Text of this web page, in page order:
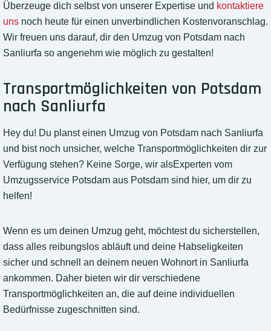
Überzeuge dich selbst von unserer Expertise und kontaktiere
uns noch heute für einen unverbindlichen Kostenvoranschlag.
Wir freuen uns darauf, dir den Umzug von Potsdam nach
Sanliurfa so angenehm wie möglich zu gestalten!
Transportmöglichkeiten von Potsdam
nach Sanliurfa
Hey du! Du planst einen Umzug von Potsdam nach Sanliurfa
und bist noch unsicher, welche Transportmöglichkeiten dir zur
Verfügung stehen? Keine Sorge, wir alsExperten vom
Umzugsservice Potsdam aus Potsdam sind hier, um dir zu
helfen!
Wenn es um deinen Umzug geht, möchtest du sicherstellen,
dass alles reibungslos abläuft und deine Habseligkeiten
sicher und schnell an deinem neuen Wohnort in Sanliurfa
ankommen. Daher bieten wir dir verschiedene
Transportmöglichkeiten an, die auf deine individuellen
Bedürfnisse zugeschnitten sind.